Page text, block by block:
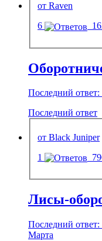
от Raven
6
Последний
Последний ответ
от Black Juniper
1
Лисы-
Последний
Марта